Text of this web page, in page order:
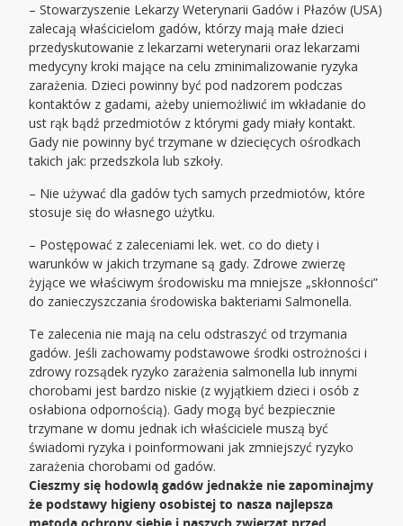
– Stowarzyszenie Lekarzy Weterynarii Gadów i Płazów (USA)
zalecają właścicielom gadów, którzy mają małe dzieci
przedyskutowanie z lekarzami weterynarii oraz lekarzami
medycyny kroki mające na celu zminimalizowanie ryzyka
zarażenia. Dzieci powinny być pod nadzorem podczas
kontaktów z gadami, ażeby uniemożliwić im wkładanie do
ust rąk bądź przedmiotów z którymi gady miały kontakt.
Gady nie powinny być trzymane w dziecięcych ośrodkach
takich jak: przedszkola lub szkoły.
– Nie używać dla gadów tych samych przedmiotów, które
stosuje się do własnego użytku.
– Postępować z zaleceniami lek. wet. co do diety i
warunków w jakich trzymane są gady. Zdrowe zwierzę
żyjące we właściwym środowisku ma mniejsze „skłonności”
do zanieczyszczania środowiska bakteriami Salmonella.
Te zalecenia nie mają na celu odstraszyć od trzymania
gadów. Jeśli zachowamy podstawowe środki ostrożności i
zdrowy rozsądek ryzyko zarażenia salmonella lub innymi
chorobami jest bardzo niskie (z wyjątkiem dzieci i osób z
osłabiona odpornością). Gady mogą być bezpiecznie
trzymane w domu jednak ich właściciele muszą być
świadomi ryzyka i poinformowani jak zmniejszyć ryzyko
zarażenia chorobami od gadów.
Cieszmy się hodowlą gadów jednakże nie zapominajmy
że podstawy higieny osobistej to nasza najlepsza